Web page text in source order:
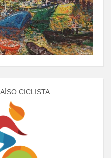
CICLISTA